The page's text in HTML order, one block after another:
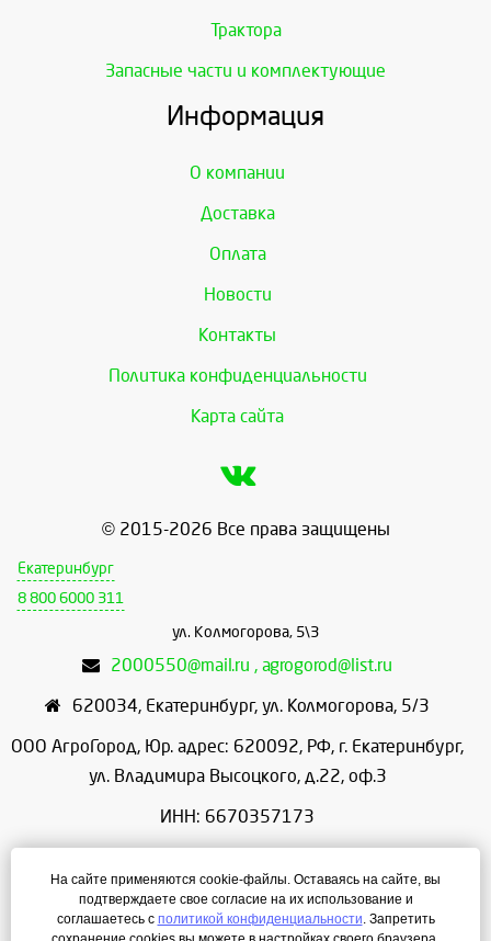
Трактора
Запасные части и комплектующие
Информация
О компании
Доставка
Оплата
Новости
Контакты
Политика конфиденциальности
Карта сайта
© 2015-2026 Все права защищены
Екатеринбург
8 800 6000 311
ул. Колмогорова, 5\3
2000550@mail.ru , agrogorod@list.ru
620034, Екатеринбург, ул. Колмогорова, 5/3
ООО АгроГород, Юр. адрес: 620092, РФ, г. Екатеринбург,
ул. Владимира Высоцкого, д.22, оф.3
ИНН: 6670357173
ОГРН: 1156658086166
На сайте применяются cookie-файлы. Оставаясь на сайте, вы
подтверждаете свое согласие на их использование и
соглашаетесь с политикой конфиденциальности. Запретить